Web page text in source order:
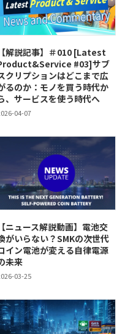
【解説記事】＃010 [Latest
#03]サブ
クリプションはどこまで広
るのか：モノを買う時代か
、サービスを使う時代へ
04-07
【ニュース解説動画】電池交
がいらない？SMKの次世代
イン電池が変える自律電源
未来
03-25